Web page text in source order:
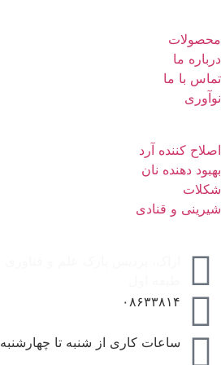
محصولات
درباره ما
تماس با ما
نوآوری
اصلاح کننده آرد
بهبود دهنده نان
شکلات
شیرینی و قنادی
۰۸۶۳۳۸۱۴
ساعات کاری از شنبه تا چهارشنبه 8 الی 18